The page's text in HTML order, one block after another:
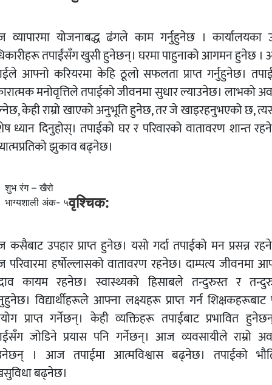
योजनाबद्ध ढंगले काम गर्नुहुनेछ । कार्यालयका
तपाईंसँग खुसी हुनेछन्। घरमा पाहुनाको आगमन हुनेछ
आफ्नो करियरमा केहि ठूलो सफलता प्राप्त गर्नुहुनेछ।
मनोवृत्तिले तपाईको जीवनमा सुधार ल्याउनेछ। लाभको
केही राम्रो खाएको अनुभूति हुनेछ, तर जे खाइरहनुभएको छ,
ध्यान दिनुहोस्। तपाईको घर र परिवारको वातावरण शान्त
झुकाव बढ्नेछ।
शुभ रंग – खैरो
भाग्यशाली अंक- ५वृश्चिक:
उपहार प्राप्त हुनेछ। यसो गर्दा तपाईको मन प्रसन्न
हर्षोल्लासको वातावरण रहनेछ। दाम्पत्य जीवनमा
कायम रहनेछ। स्वास्थ्यको हिसाबले तन्दुरुस्त र
विद्यार्थीहरूले आफ्ना लक्ष्यहरू प्राप्त गर्न शिक्षकहरूबाट
प्राप्त गर्नेछन्। केही व्यक्तिहरू तपाईबाट प्रभावित
जोडिने प्रयास पनि गर्नेछन्। आज व्यवसायीले राम्रो
। आज तपाईमा आत्मविश्वास बढ्नेछ। तपाईको
बढ्नेछ।